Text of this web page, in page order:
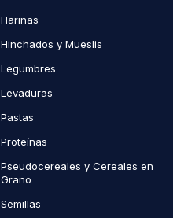
Harinas
Hinchados y Mueslis
Legumbres
Levaduras
Pastas
Proteínas
Pseudocereales y Cereales en
Grano
Semillas